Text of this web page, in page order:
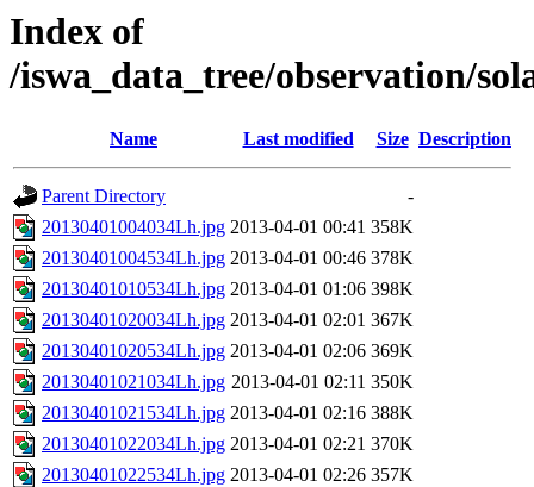
Index of
/iswa_data_tree/observation/
Name Last modified Size Description
Parent Directory
-
20130401004034Lh.jpg 2013-04-01 00:41 358K
20130401004534Lh.jpg 2013-04-01 00:46 378K
20130401010534Lh.jpg 2013-04-01 01:06 398K
20130401020034Lh.jpg 2013-04-01 02:01 367K
20130401020534Lh.jpg 2013-04-01 02:06 369K
20130401021034Lh.jpg 2013-04-01 02:11 350K
20130401021534Lh.jpg 2013-04-01 02:16 388K
20130401022034Lh.jpg 2013-04-01 02:21 370K
20130401022534Lh.jpg 2013-04-01 02:26 357K